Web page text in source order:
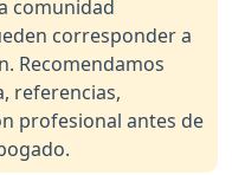
comunidad
corresponder a
Recomendamos
referencias,
profesional antes de